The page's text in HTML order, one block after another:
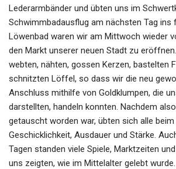
Lederarmbänder und übten uns im
Schwimmbadausflug am nächsten Tag ins
Löwenbad waren wir am Mittwoch wieder
den Markt unserer neuen Stadt zu
webten, nähten, gossen Kerzen, bastelten
schnitzten Löffel, so dass wir die neu
Anschluss mithilfe von Goldklumpen, die
darstellten, handeln konnten. Nachdem
getauscht worden war, übten sich alle beim
Geschicklichkeit, Ausdauer und Stärke.
Tagen standen viele Spiele, Marktzeiten
uns zeigten, wie im Mittelalter gelebt